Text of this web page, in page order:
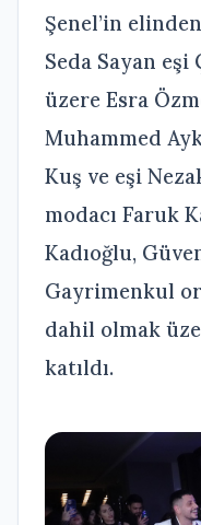
Şenel’in
Seda Sayan
üzere Esra
Muhammed
Kuş ve eşi
modacı Faruk
Kadıoğlu,
Gayrimenkul
dahil olmak
katıldı.